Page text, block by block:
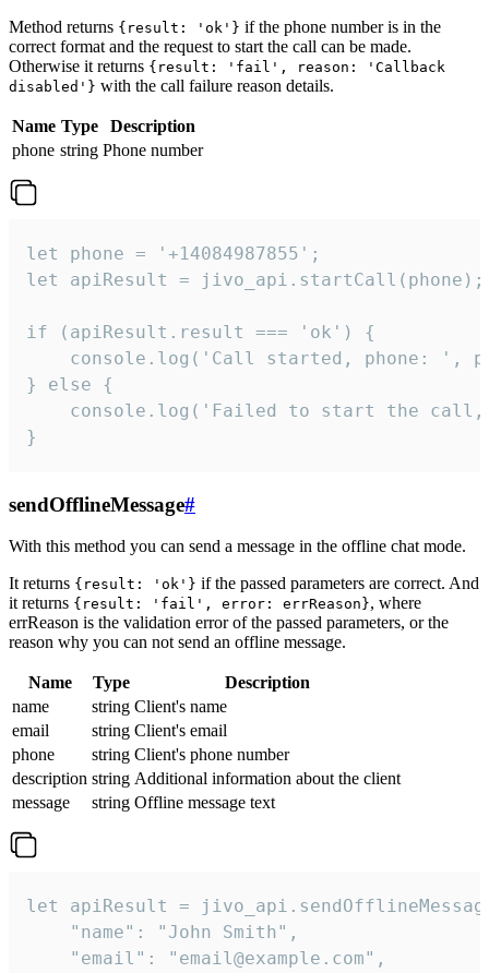
Method returns {result: 'ok'} if the phone number is in the
correct format and the request to start the call can be made.
Otherwise it returns {result: 'fail', reason: 'Callback
disabled'} with the call failure reason details.
Name Type
Description
phone string Phone number
let phone = '+14084987855';
let apiResult = jivo_api.startCall(phone);
if (apiResult.result === 'ok') {
console.log('Call started, phone: ',
} else {
console.log('Failed to start the
}
sendOfflineMessage#
With this method you can send a message in the offline chat mode.
It returns {result: 'ok'} if the passed parameters are correct. And
it returns {result: 'fail', error: errReason}, where
errReason is the validation error of the passed parameters, or the
reason why you can not send an offline message.
Name Type
Description
name
string Client's name
email
string Client's email
phone
string Client's phone number
description string Additional information about the client
message
string Offline message text
let apiResult =
    "name": "John Smith",
    "email": "email@example.com",